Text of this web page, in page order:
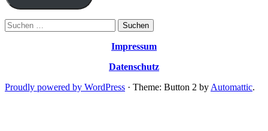
Suchen
nach:
Impressum
Datenschutz
Proudly powered by WordPress · Theme: Button 2 by Automattic.